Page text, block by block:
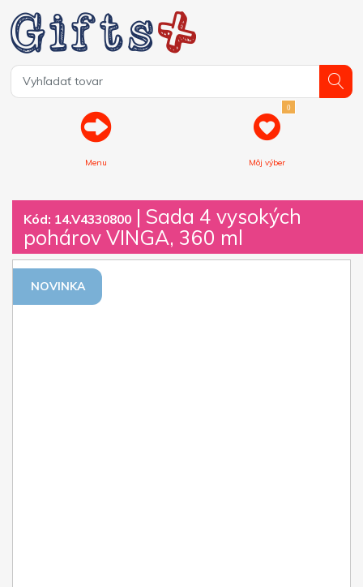
Menu
0
Môj výber
Kód: 14.V4330800 | Sada 4 vysokých
pohárov VINGA, 360 ml
NOVINKA